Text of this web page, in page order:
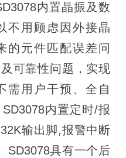
内置晶振及数
不用顾虑因外接晶
的元件匹配误差问
可靠性问题，实现
需用户干预、全自
内置定时/报
输出脚,报警中断
SD3078具有一个后